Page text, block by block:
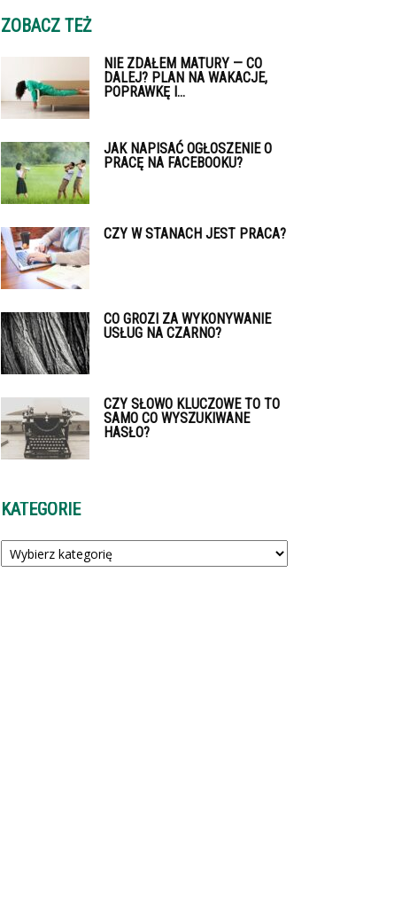
ZOBACZ TEŻ
NIE ZDAŁEM MATURY — CO
DALEJ? PLAN NA WAKACJE,
POPRAWKĘ I...
JAK NAPISAĆ OGŁOSZENIE O
PRACĘ NA FACEBOOKU?
CZY W STANACH JEST PRACA?
CO GROZI ZA WYKONYWANIE
USŁUG NA CZARNO?
CZY SŁOWO KLUCZOWE TO TO
SAMO CO WYSZUKIWANE
HASŁO?
KATEGORIE
Kategorie